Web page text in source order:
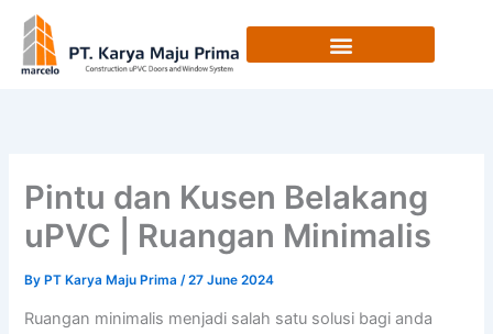
content
Pintu dan Kusen Belakang
uPVC | Ruangan Minimalis
ByPT Karya Maju Prima /27 June 2024
Ruangan minimalis menjadi salah satu solusi bagi anda